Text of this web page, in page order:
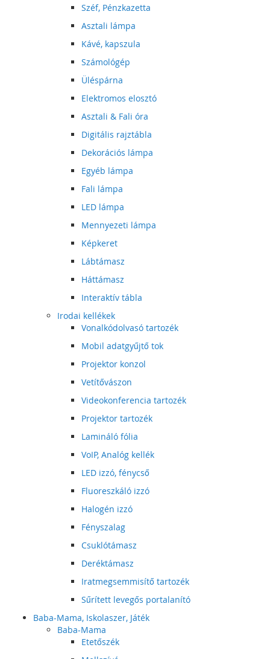
Széf, Pénzkazetta
Asztali lámpa
Kávé, kapszula
Számológép
Üléspárna
Elektromos elosztó
Asztali & Fali óra
Digitális rajztábla
Dekorációs lámpa
Egyéb lámpa
Fali lámpa
LED lámpa
Mennyezeti lámpa
Képkeret
Lábtámasz
Háttámasz
Interaktív tábla
Irodai kellékek
Vonalkódolvasó tartozék
Mobil adatgyűjtő tok
Projektor konzol
Vetítővászon
Videokonferencia tartozék
Projektor tartozék
Lamináló fólia
VoIP, Analóg kellék
LED izzó, fénycső
Fluoreszkáló izzó
Halogén izzó
Fényszalag
Csuklótámasz
Deréktámasz
Iratmegsemmisítő tartozék
Sűrített levegős portalanító
Baba-Mama, Iskolaszer, Játék
Baba-Mama
Etetőszék